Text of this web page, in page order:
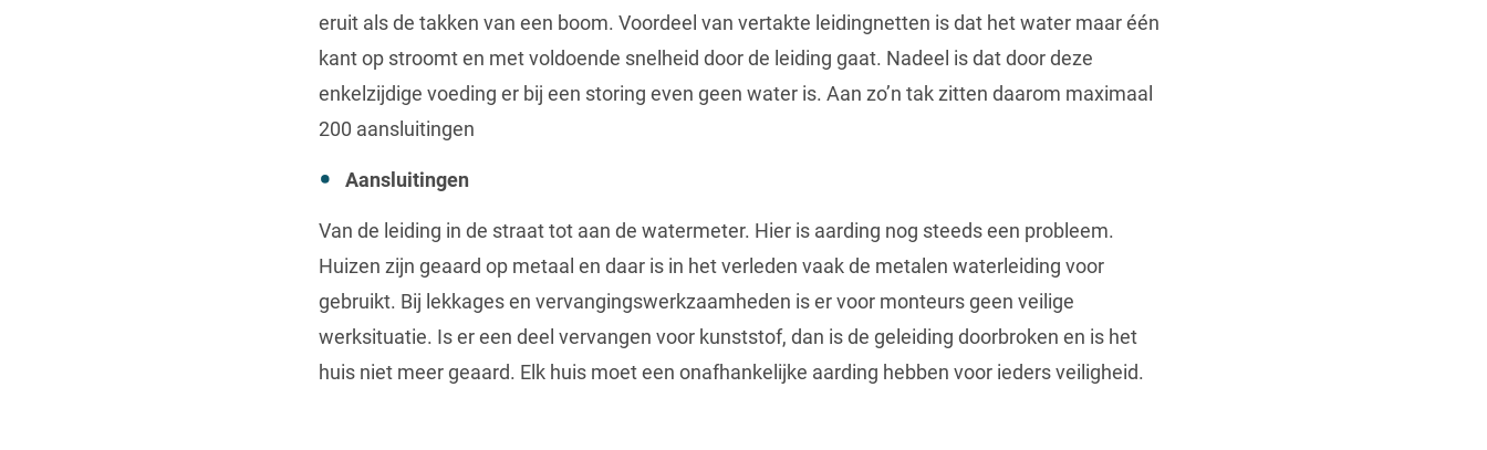
eruit als de takken van een boom. Voordeel van vertakte leidingnetten is dat het water maar één
kant op stroomt en met voldoende snelheid door de leiding gaat. Nadeel is dat door deze
enkelzijdige voeding er bij een storing even geen water is. Aan zo’n tak zitten daarom maximaal
200 aansluitingen
Aansluitingen
Van de leiding in de straat tot aan de watermeter. Hier is aarding nog steeds een probleem.
Huizen zijn geaard op metaal en daar is in het verleden vaak de metalen waterleiding voor
gebruikt. Bij lekkages en vervangingswerkzaamheden is er voor monteurs geen veilige
werksituatie. Is er een deel vervangen voor kunststof, dan is de geleiding doorbroken en is het
huis niet meer geaard. Elk huis moet een onafhankelijke aarding hebben voor ieders veiligheid.